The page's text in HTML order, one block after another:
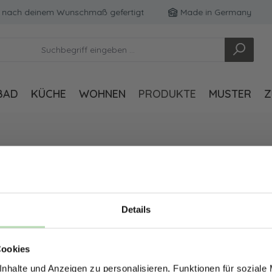
Details
und Anzeigen zu personalisieren, Funktionen für soziale
deinem Wunschmaß gefertigt Made in Germany
KÜCHE WOHNEN PRODUKTE MUSTER